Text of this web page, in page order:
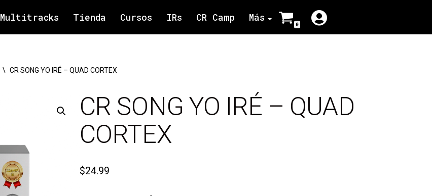
Multitracks Tienda Cursos IRs CR Camp Más
0
\ CR SONG YO IRÉ – QUAD CORTEX
CR SONG YO IRÉ – QUAD
CORTEX
$24.99